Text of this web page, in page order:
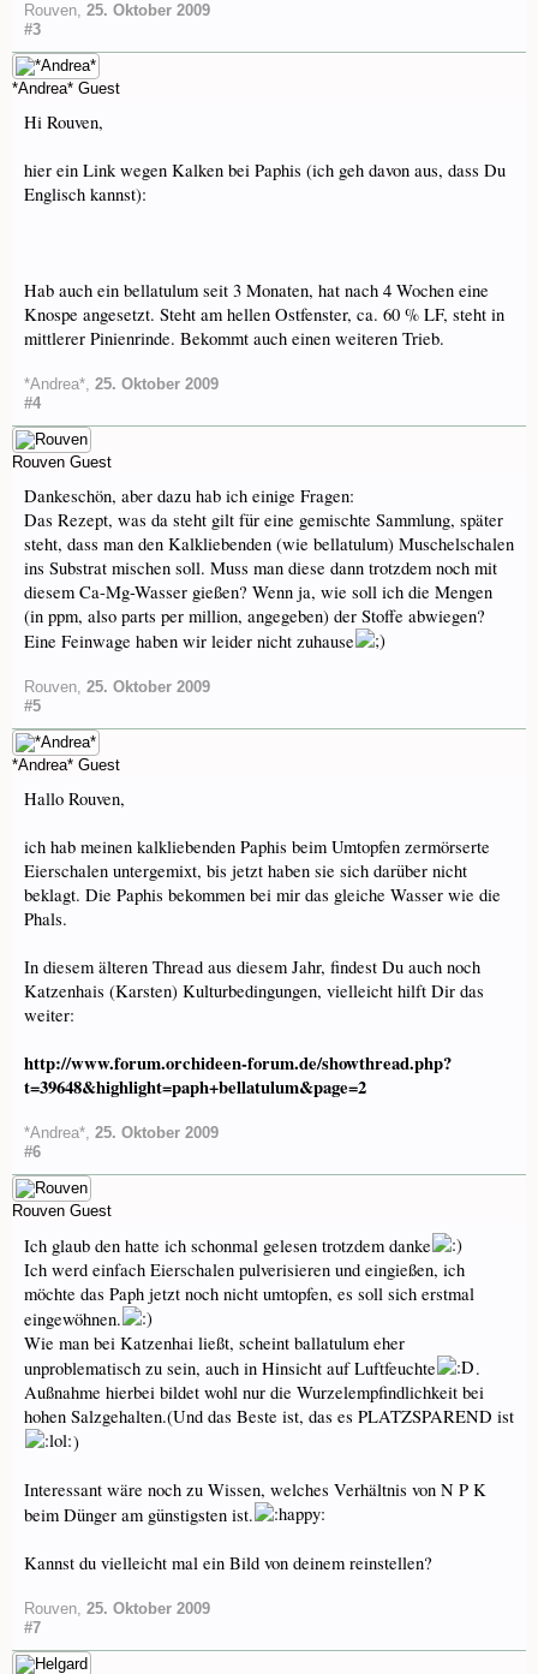
Rouven, 25. Oktober 2009
#3
*Andrea* Guest
Hi Rouven,
hier ein Link wegen Kalken bei Paphis (ich geh davon aus, dass Du
Englisch kannst):
Hab auch ein bellatulum seit 3 Monaten, hat nach 4 Wochen eine
Knospe angesetzt. Steht am hellen Ostfenster, ca. 60 % LF, steht in
mittlerer Pinienrinde. Bekommt auch einen weiteren Trieb.
*Andrea*, 25. Oktober 2009
#4
Rouven Guest
Dankeschön, aber dazu hab ich einige Fragen:
Das Rezept, was da steht gilt für eine gemischte Sammlung, später
steht, dass man den Kalkliebenden (wie bellatulum) Muschelschalen
ins Substrat mischen soll. Muss man diese dann trotzdem noch mit
diesem Ca-Mg-Wasser gießen? Wenn ja, wie soll ich die Mengen
(in ppm, also parts per million, angegeben) der Stoffe abwiegen?
Eine Feinwage haben wir leider nicht zuhause
Rouven, 25. Oktober 2009
#5
*Andrea* Guest
Hallo Rouven,
ich hab meinen kalkliebenden Paphis beim Umtopfen zermörserte
Eierschalen untergemixt, bis jetzt haben sie sich darüber nicht
beklagt. Die Paphis bekommen bei mir das gleiche Wasser wie die
Phals.
In diesem älteren Thread aus diesem Jahr, findest Du auch noch
Katzenhais (Karsten) Kulturbedingungen, vielleicht hilft Dir das
weiter:
http://www.forum.orchideen-forum.de/showthread.php?
t=39648&highlight=paph+bellatulum&page=2
*Andrea*, 25. Oktober 2009
#6
Rouven Guest
Ich glaub den hatte ich schonmal gelesen trotzdem danke
Ich werd einfach Eierschalen pulverisieren und eingießen, ich
möchte das Paph jetzt noch nicht umtopfen, es soll sich erstmal
eingewöhnen.
Wie man bei Katzenhai ließt, scheint ballatulum eher
unproblematisch zu sein, auch in Hinsicht auf Luftfeuchte
.
Außnahme hierbei bildet wohl nur die Wurzelempfindlichkeit bei
hohen Salzgehalten.(Und das Beste ist, das es PLATZSPAREND ist
)
Interessant wäre noch zu Wissen, welches Verhältnis von N P K
beim Dünger am günstigsten ist.
Kannst du vielleicht mal ein Bild von deinem reinstellen?
Rouven, 25. Oktober 2009
#7